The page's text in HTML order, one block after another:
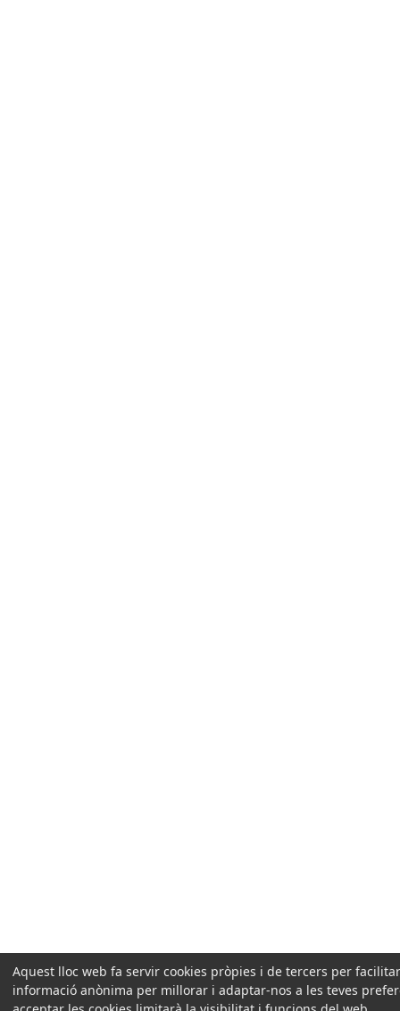
Aquest lloc web fa servir cookies pròpies i de tercers per
informació anònima per millorar i adaptar-nos a les teves